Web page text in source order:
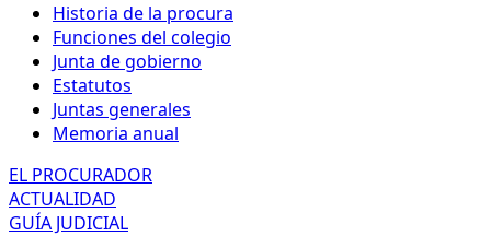
Historia de la procura
Funciones del colegio
Junta de gobierno
Estatutos
Juntas generales
Memoria anual
EL PROCURADOR
ACTUALIDAD
GUÍA JUDICIAL